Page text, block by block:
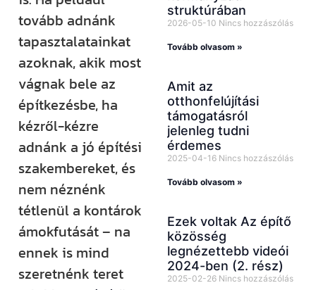
tovább adnánk
tapasztalatainkat
azoknak, akik most
vágnak bele az
építkezésbe, ha
kézről-kézre
adnánk a jó építési
szakembereket, és
nem néznénk
tétlenül a kontárok
ámokfutását – na
ennek is mind
szeretnénk teret
struktúrában
2026-05-10 Nincs hozzászólás
Tovább olvasom »
Amit az
otthonfelújítási
támogatásról
jelenleg tudni
érdemes
2025-04-16 Nincs hozzászólás
Tovább olvasom »
Ezek voltak Az építő
közösség
legnézettebb videói
2024-ben (2. rész)
2025-02-26 Nincs hozzászólás